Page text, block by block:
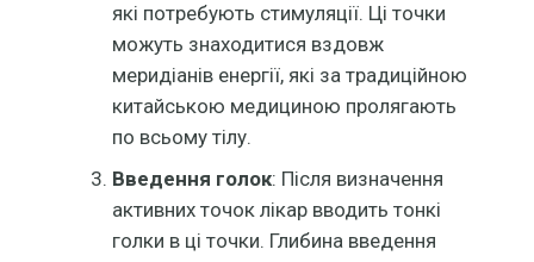
які потребують стимуляції. Ці точки
можуть знаходитися вздовж
меридіанів енергії, які за традиційною
китайською медициною пролягають
по всьому тілу.
Введення голок: Після визначення
активних точок лікар вводить тонкі
голки в ці точки. Глибина введення